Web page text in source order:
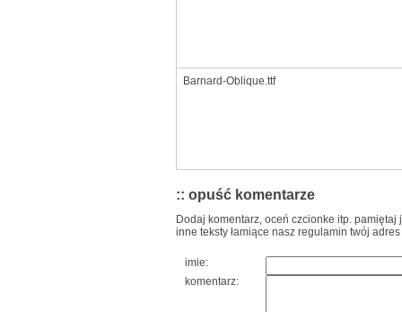
Barnard-Oblique.ttf
:: opuść komentarze
Dodaj komentarz, oceń czcionke itp.
inne teksty łamiące nasz regulamin twój
imie:
komentarz: